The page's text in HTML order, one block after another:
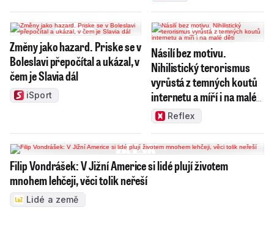
Změny jako hazard. Priske se v
Boleslavi přepočítal a ukázal, v
čem je Slavia dál
iSport
Násilí bez motivu.
Nihilistický terorismus
vyrůstá z temných koutů
internetu a míří i na malé
dětiReflex
Filip Vondrášek: V Jižní Americe si lidé plují životem
mnohem lehčeji, věci tolik neřeší
Lidé a země